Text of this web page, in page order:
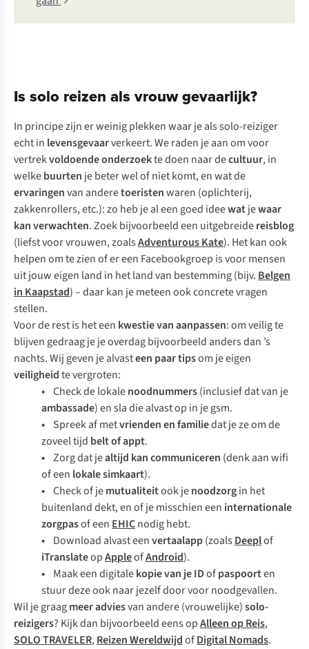
Is solo reizen als vrouw gevaarlijk?
In principe zijn er weinig plekken waar je als solo-reiziger
echt in levensgevaarverkeert. We raden je aan om voor
vertrekvoldoende onderzoekte doen naar decultuur, in
welkebuurten je beter wel of niet komt, en wat de
ervaringenvan anderetoeristenwaren (oplichterij,
zakkenrollers, etc.): zo heb je al een goed ideewatjewaar
kan verwachten. Zoek bijvoorbeeld een uitgebreidereisblog
(liefst voor vrouwen, zoalsAdventurous Kate). Het kan ook
helpen om te zien of er een Facebookgroep is voor mensen
uit jouw eigen land in het land van bestemming (bijv. Belgen
in Kaapstad) – daar kan je meteen ook concrete vragen
stellen.
Voor de rest is het een kwestie van aanpassen: om veilig te
blijven gedraag je je overdag bijvoorbeeld anders dan ’s
nachts. Wij geven je alvasteen paar tipsom je eigen
veiligheidte vergroten:
• Check de lokalenoodnummers(inclusief dat van je
ambassade) en sla die alvast op in je gsm.
• Spreek af metvrienden en familiedat je ze om de
zoveel tijd belt of appt.
• Zorg dat jealtijd kan communiceren (denk aan wifi
of een lokale simkaart).
• Check of jemutualiteitook jenoodzorgin het
buitenland dekt, en of je misschien een internationale
zorgpasof een EHICnodig hebt.
• Download alvast eenvertaalapp(zoals Deeplof
iTranslateopAppleofAndroid).
• Maak een digitalekopie van je IDofpaspoorten
stuur deze ook naar jezelf door voor noodgevallen.
Wil je graagmeer adviesvan andere (vrouwelijke)solo-
reizigers? Kijk dan bijvoorbeeld eens opAlleen op Reis,
SOLO TRAVELER,Reizen WereldwijdofDigital Nomads.